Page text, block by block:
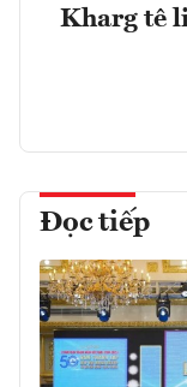
Kharg tê
Đọc tiếp